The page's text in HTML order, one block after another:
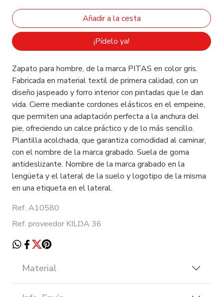
¡Pídelo ya!
Zapato para hombre, de la marca PITAS en color gris.
Fabricada en material textil de primera calidad, con un
diseño jaspeado y forro interior con pintadas que le dan
vida. Cierre mediante cordones elásticos en el empeine,
que permiten una adaptación perfecta a la anchura del
pie, ofreciendo un calce práctico y de lo más sencillo.
Plantilla acolchada, que garantiza comodidad al caminar,
con el nombre de la marca grabado. Suela de goma
antideslizante. Nombre de la marca grabado en la
lengüeta y el lateral de la suelo y logotipo de la misma
en una etiqueta en el lateral.
Ref. A10580
Ref. proveedor KILDA 36
Material